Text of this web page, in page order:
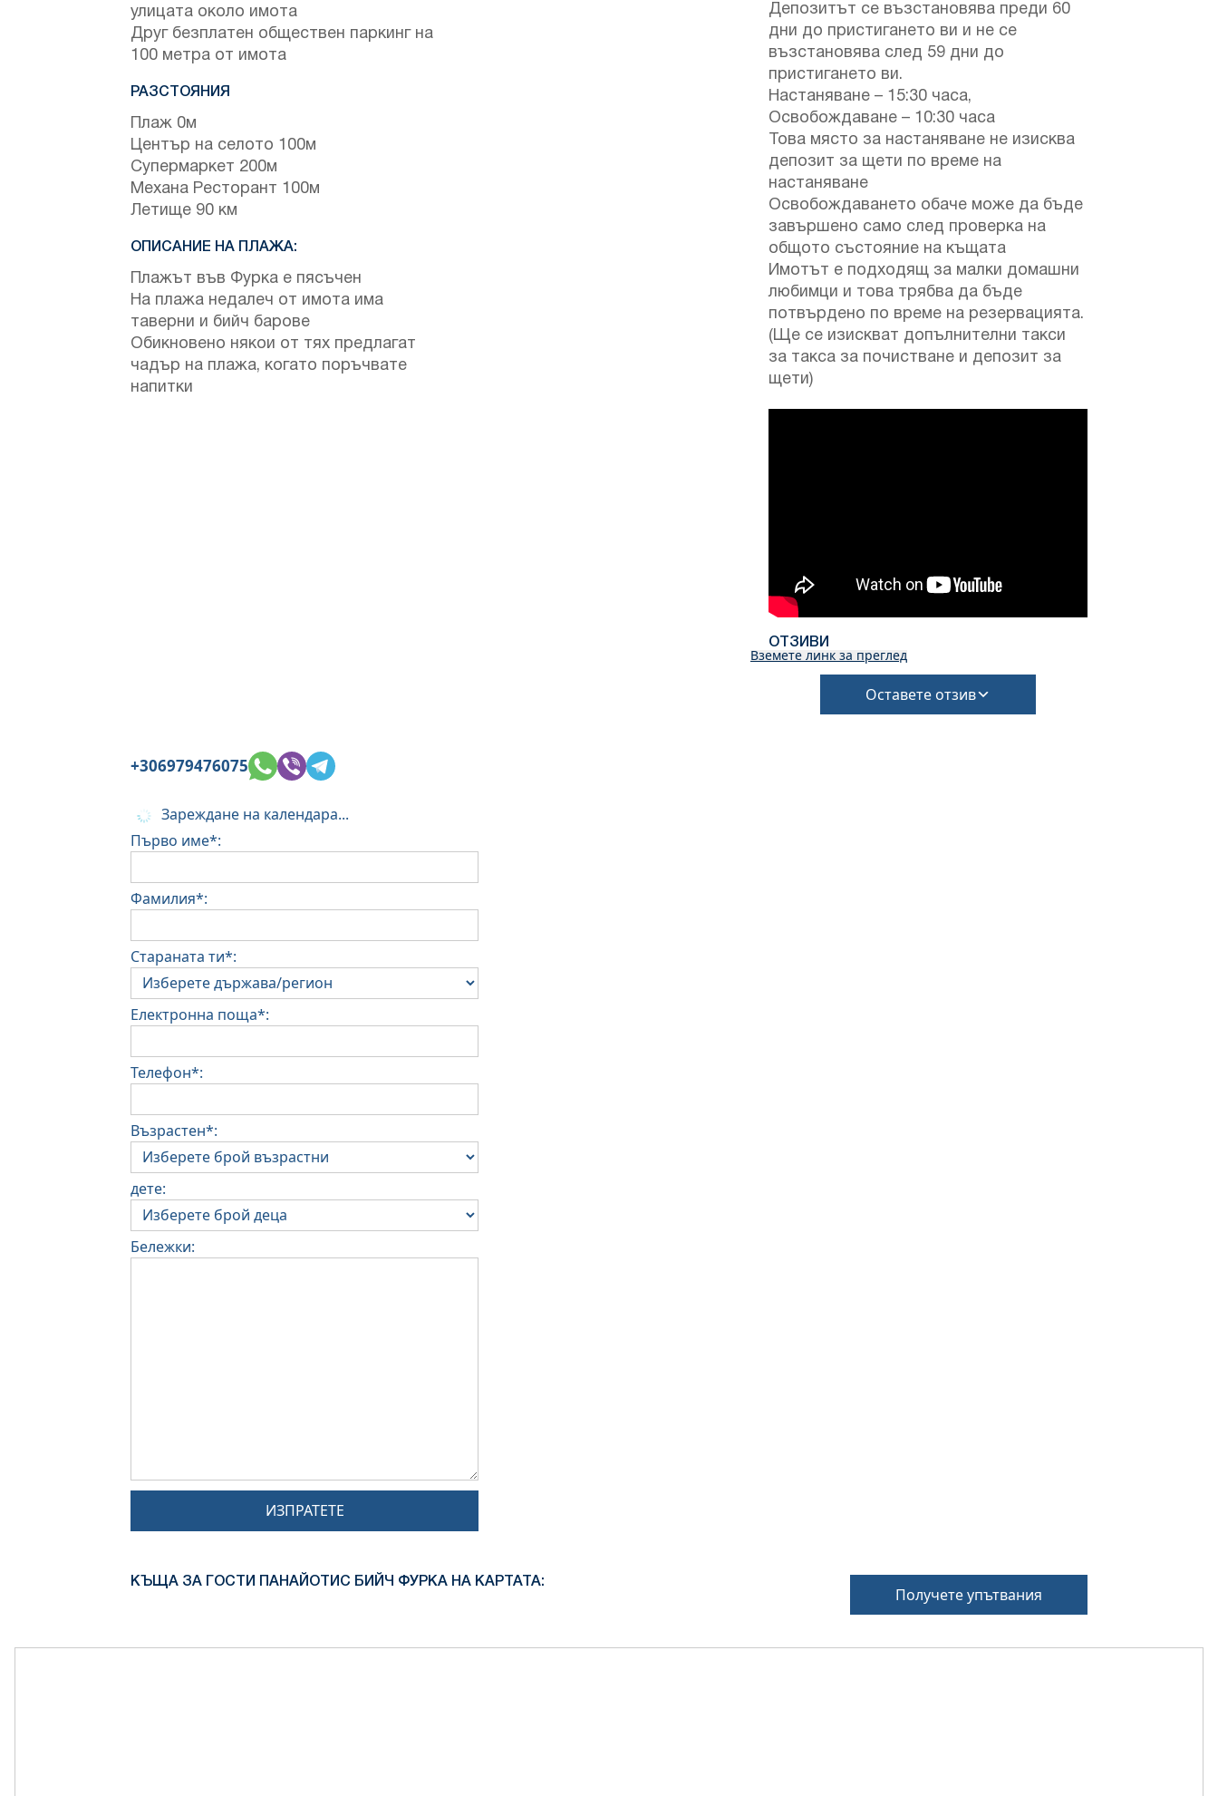
улицата около имота
Друг безплатен обществен паркинг на
100 метра от имота
РАЗСТОЯНИЯ
Плаж 0м
Център на селото 100м
Супермаркет 200м
Механа Ресторант 100м
Летище 90 км
ОПИСАНИЕ НА ПЛАЖА:
Плажът във Фурка е пясъчен
На плажа недалеч от имота има
таверни и бийч барове
Обикновено някои от тях предлагат
чадър на плажа, когато поръчвате
напитки
Депозитът се възстановява преди 60
дни до пристигането ви и не се
възстановява след 59 дни до
пристигането ви.
Настаняване – 15:30 часа,
Освобождаване – 10:30 часа
Това място за настаняване не изисква
депозит за щети по време на
настаняване
Освобождаването обаче може да бъде
завършено само след проверка на
общото състояние на къщата
Имотът е подходящ за малки домашни
любимци и това трябва да бъде
потвърдено по време на резервацията.
(Ще се изискват допълнителни такси
за такса за почистване и депозит за
щети)
ОТЗИВИ
Вземете линк за преглед
Оставете отзив
+306979476075
Зареждане на календара...
Първо име*:
Фамилия*:
Стараната ти*:
Електронна поща*:
Телефон*:
Възрастен*:
дете:
Бележки:
ИЗПРАТЕТЕ
КЪЩА ЗА ГОСТИ ПАНАЙОТИС БИЙЧ ФУРКА НА КАРТАТА:
Получете упътвания